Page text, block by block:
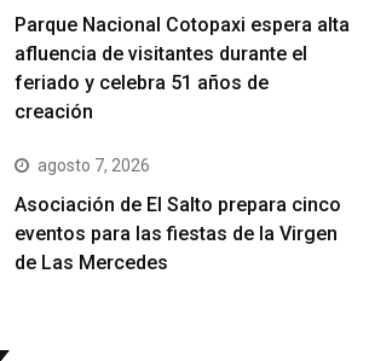
Parque Nacional Cotopaxi espera alta
afluencia de visitantes durante el
feriado y celebra 51 años de
creación
agosto 7, 2026
Asociación de El Salto prepara cinco
eventos para las fiestas de la Virgen
de Las Mercedes